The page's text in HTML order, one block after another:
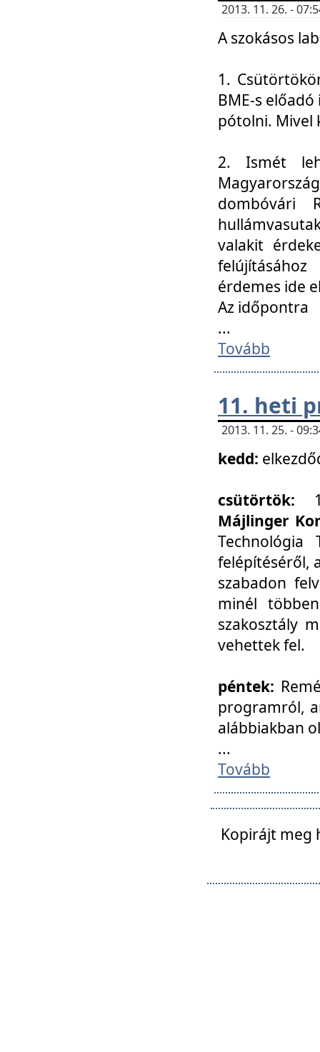
2013. 11. 26. -
A szokásos
1.
BME-s
pótolni. Mivel
2. Ismét
dombóvári
valakit
érdemes ide
Az időpontra
...
Tovább
11. heti
2013. 11. 25. -
kedd:
csütörtök:
Májlinger
Technológia
felépítéséről,
szabadon
minél
szakosztály
vehettek fel.
péntek:
programról,
alábbiakban
...
Tovább
Kopirájt meg